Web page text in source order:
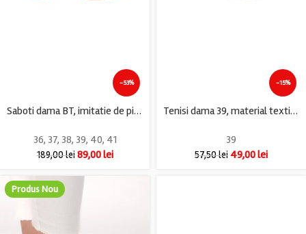
-53%
Saboti dama BT, imitatie de piele, negru
36, 37, 38, 39, 40, 41
189,00lei 89,00lei
-15%
Tenisi dama 39, material textil, negru
39
57,50lei 49,00lei
Produs Nou